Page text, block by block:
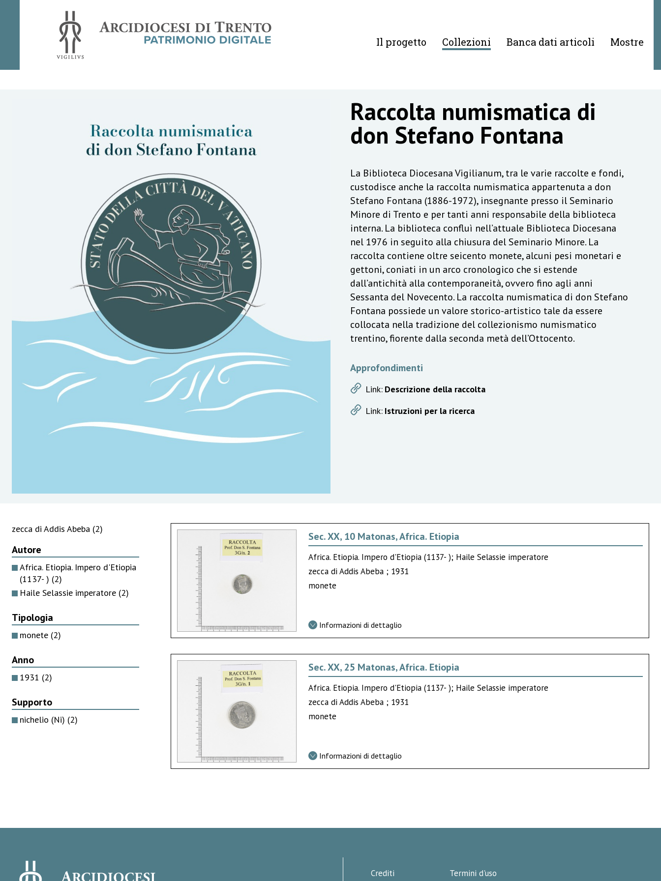
Il progetto Collezioni Banca dati articoli Mostre
Raccolta numismatica di
don Stefano Fontana
La Biblioteca Diocesana Vigilianum, tra le varie raccolte e fondi,
custodisce anche la raccolta numismatica appartenuta a don
Stefano Fontana (1886-1972), insegnante presso il Seminario
Minore di Trento e per tanti anni responsabile della biblioteca
interna. La biblioteca confluì nell’attuale Biblioteca Diocesana
nel 1976 in seguito alla chiusura del Seminario Minore. La
raccolta contiene oltre seicento monete, alcuni pesi monetari e
gettoni, coniati in un arco cronologico che si estende
dall’antichità alla contemporaneità, ovvero fino agli anni
Sessanta del Novecento. La raccolta numismatica di don Stefano
Fontana possiede un valore storico-artistico tale da essere
collocata nella tradizione del collezionismo numismatico
trentino, fiorente dalla seconda metà dell’Ottocento.
Approfondimenti
Link: Descrizione della raccolta
Link: Istruzioni per la ricerca
zecca di Addis Abeba (2)
Autore
Africa. Etiopia. Impero d'Etiopia
(1137- ) (2)
Haile Selassie imperatore (2)
Tipologia
monete (2)
Anno
1931 (2)
Supporto
nichelio (Ni) (2)
Sec. XX, 10 Matonas, Africa. Etiopia
Africa. Etiopia. Impero d'Etiopia (1137- ); Haile Selassie imperatore
zecca di Addis Abeba ; 1931
monete
Informazioni di dettaglio
Sec. XX, 25 Matonas, Africa. Etiopia
Africa. Etiopia. Impero d'Etiopia (1137- ); Haile Selassie imperatore
zecca di Addis Abeba ; 1931
monete
Informazioni di dettaglio
Crediti
Termini d'uso